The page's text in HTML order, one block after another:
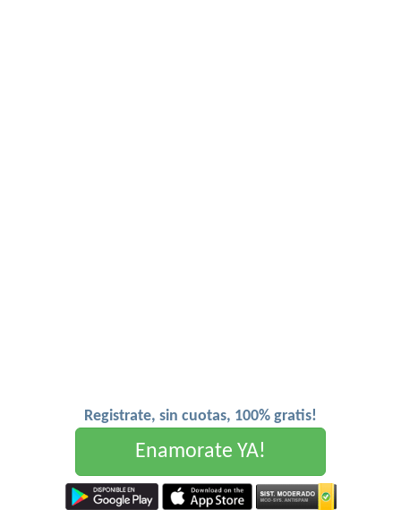
Registrate, sin cuotas, 100% gratis!
Enamorate YA!